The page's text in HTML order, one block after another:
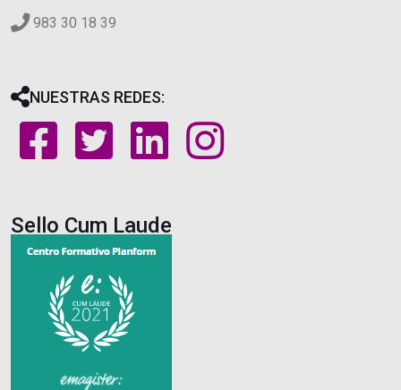
983 30 18 39
NUESTRAS REDES:
Sello Cum Laude